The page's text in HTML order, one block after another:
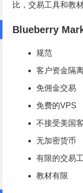
比，交易工具和教
Blueberry
规范
客户资金隔离
免佣金交易
免费的VPS
不接受美国
无加密货币
有限的交易
教材有限